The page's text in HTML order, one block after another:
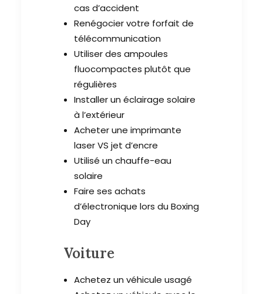
cas d’accident
Renégocier votre forfait de
télécommunication
Utiliser des ampoules
fluocompactes plutôt que
régulières
Installer un éclairage solaire
à l’extérieur
Acheter une imprimante
laser VS jet d’encre
Utilisé un chauffe-eau
solaire
Faire ses achats
d’électronique lors du Boxing
Day
Voiture
Achetez un véhicule usagé